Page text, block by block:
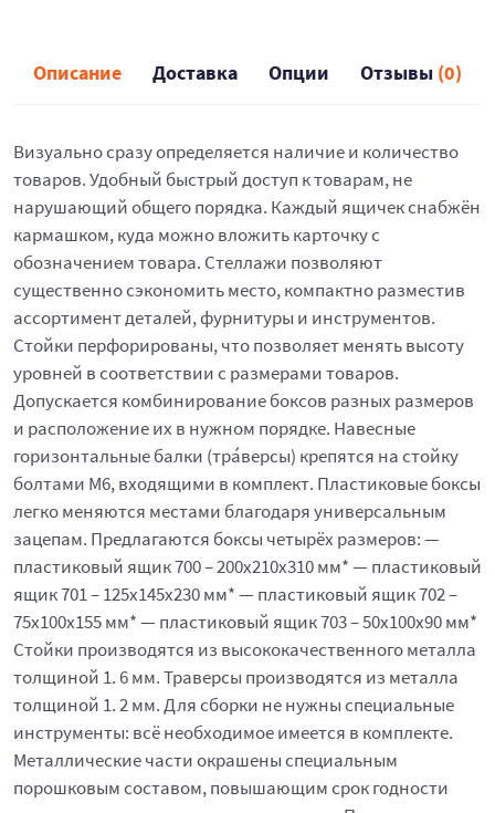
Описание Доставка Опции Отзывы (0)
Визуально сразу определяется наличие и количество
товаров. Удобный быстрый доступ к товарам, не
нарушающий общего порядка. Каждый ящичек снабжён
кармашком, куда можно вложить карточку с
обозначением товара. Стеллажи позволяют
существенно сэкономить место, компактно разместив
ассортимент деталей, фурнитуры и инструментов.
Стойки перфорированы, что позволяет менять высоту
уровней в соответствии с размерами товаров.
Допускается комбинирование боксов разных размеров
и расположение их в нужном порядке. Навесные
горизонтальные балки (тра́версы) крепятся на стойку
болтами М6, входящими в комплект. Пластиковые боксы
легко меняются местами благодаря универсальным
зацепам. Предлагаются боксы четырёх размеров: —
пластиковый ящик 700 – 200x210x310 мм* — пластиковый
ящик 701 – 125x145x230 мм* — пластиковый ящик 702 –
75x100x155 мм* — пластиковый ящик 703 – 50x100x90 мм*
Стойки производятся из высококачественного металла
толщиной 1. 6 мм. Траверсы производятся из металла
толщиной 1. 2 мм. Для сборки не нужны специальные
инструменты: всё необходимое имеется в комплекте.
Металлические части окрашены специальным
порошковым составом, повышающим срок годности